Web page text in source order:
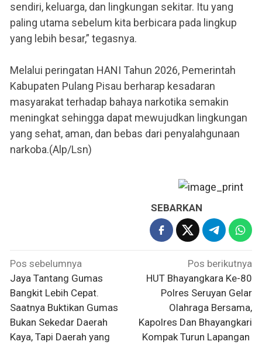
sendiri, keluarga, dan lingkungan sekitar. Itu yang
paling utama sebelum kita berbicara pada lingkup
yang lebih besar,” tegasnya.
Melalui peringatan HANI Tahun 2026, Pemerintah
Kabupaten Pulang Pisau berharap kesadaran
masyarakat terhadap bahaya narkotika semakin
meningkat sehingga dapat mewujudkan lingkungan
yang sehat, aman, dan bebas dari penyalahgunaan
narkoba.(Alp/Lsn)
SEBARKAN
Navigasi
pos
Pos sebelumnya
Jaya Tantang Gumas
Bangkit Lebih Cepat.
Saatnya Buktikan Gumas
Bukan Sekedar Daerah
Kaya, Tapi Daerah yang
Pos berikutnya
HUT Bhayangkara Ke-80
Polres Seruyan Gelar
Olahraga Bersama,
Kapolres Dan Bhayangkari
Kompak Turun Lapangan